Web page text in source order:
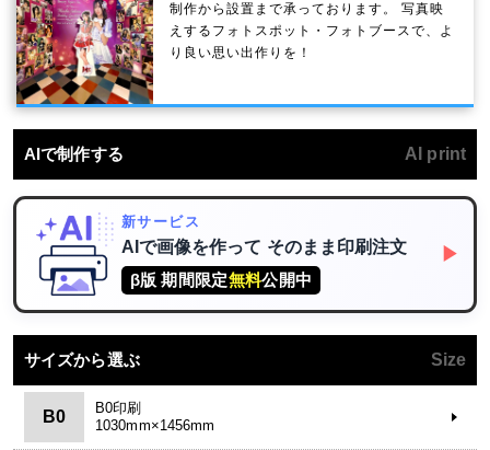
制作から設置まで承っております。 写真映
えするフォトスポット・フォトブースで、よ
り良い思い出作りを！
AIで制作する AI print
新サービス
AIで画像を作って そのまま印刷注文
β版 期間限定無料公開中
▶
サイズから選ぶ Size
B0
B0印刷
1030mm×1456mm